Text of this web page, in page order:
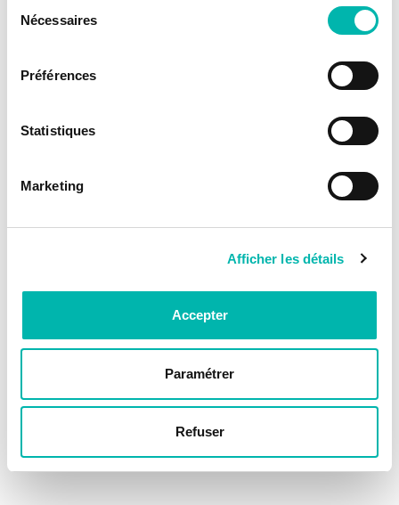
Nécessaires
Préférences
Statistiques
Marketing
Afficher les détails
Accepter
Paramétrer
Refuser